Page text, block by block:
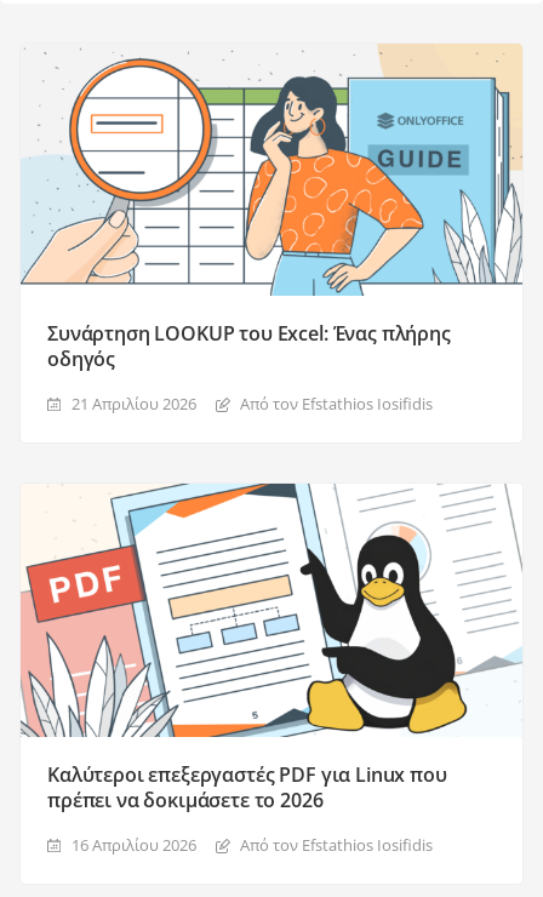
Συνάρτηση LOOKUP του Excel: Ένας πλήρης
οδηγός
21 Απριλίου 2026 Από τον Efstathios Iosifidis
Καλύτεροι επεξεργαστές PDF για Linux που
πρέπει να δοκιμάσετε το 2026
16 Απριλίου 2026 Από τον Efstathios Iosifidis